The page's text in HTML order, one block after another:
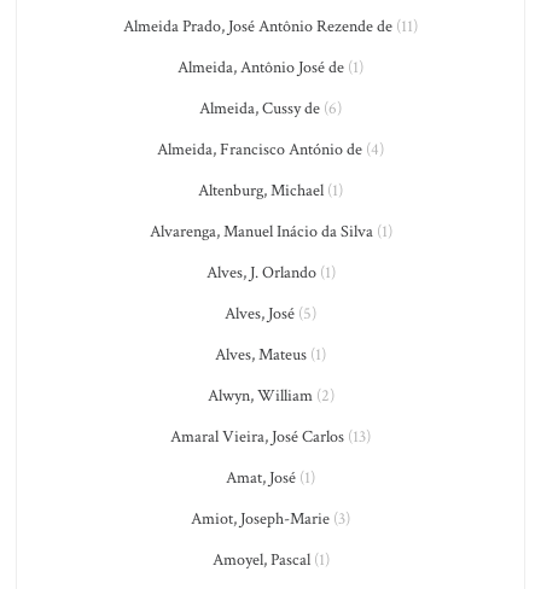
Almeida Prado, José Antônio Rezende de (11)
Almeida, Antônio José de (1)
Almeida, Cussy de (6)
Almeida, Francisco António de (4)
Altenburg, Michael (1)
Alvarenga, Manuel Inácio da Silva(1)
Alves, J. Orlando(1)
Alves, José (5)
Alves, Mateus (1)
Alwyn, William(2)
Amaral Vieira, José Carlos (13)
Amat, José (1)
Amiot, Joseph-Marie (3)
Amoyel, Pascal(1)